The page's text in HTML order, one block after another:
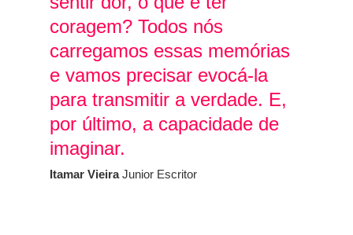
coragem? Todos nós
carregamos essas memórias
e vamos precisar evocá-la
para transmitir a verdade. E,
por último, a capacidade de
imaginar.
Itamar VieiraJunior Escritor